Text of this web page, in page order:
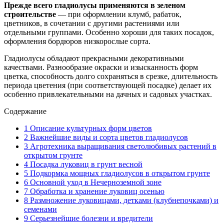
Прежде всего гладиолусы применяются в зеленом
строительстве — при оформлении клумб, рабаток,
цветников, в сочетании с другими растениями или
отдельными группами. Особенно хороши для таких посадок,
оформления бордюров низкорослые сорта.
Гладиолусы обладают прекрасными декоративными
качествами. Разнообразие окраски и изысканность форм
цветка, способность долго сохраняться в срезке, длительность
периода цветения (при соответствующей посадке) делает их
особенно привлекательными на дачных и садовых участках.
Содержание
1 Описание культурных форм цветов
2 Важнейшие виды и сорта цветов гладиолусов
3 Агротехника выращивания светолюбивых растений в
открытом грунте
4 Посадка луковиц в грунт весной
5 Подкормка мощных гладиолусов в открытом грунте
6 Основной уход в Нечерноземной зоне
7 Обработка и хранение луковиц осенью
8 Размножение луковицами, детками (клубнепочками) и
семенами
9 Серьезнейшие болезни и вредители